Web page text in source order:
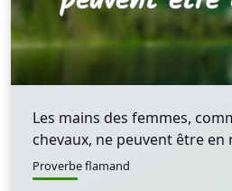
Les mains des femmes,
chevaux, ne peuvent être en
Proverbe flamand